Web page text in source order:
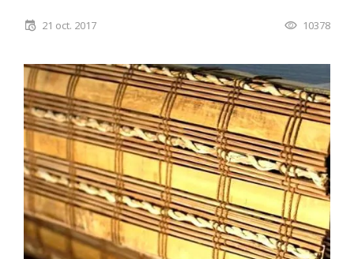
21 oct. 2017 10378